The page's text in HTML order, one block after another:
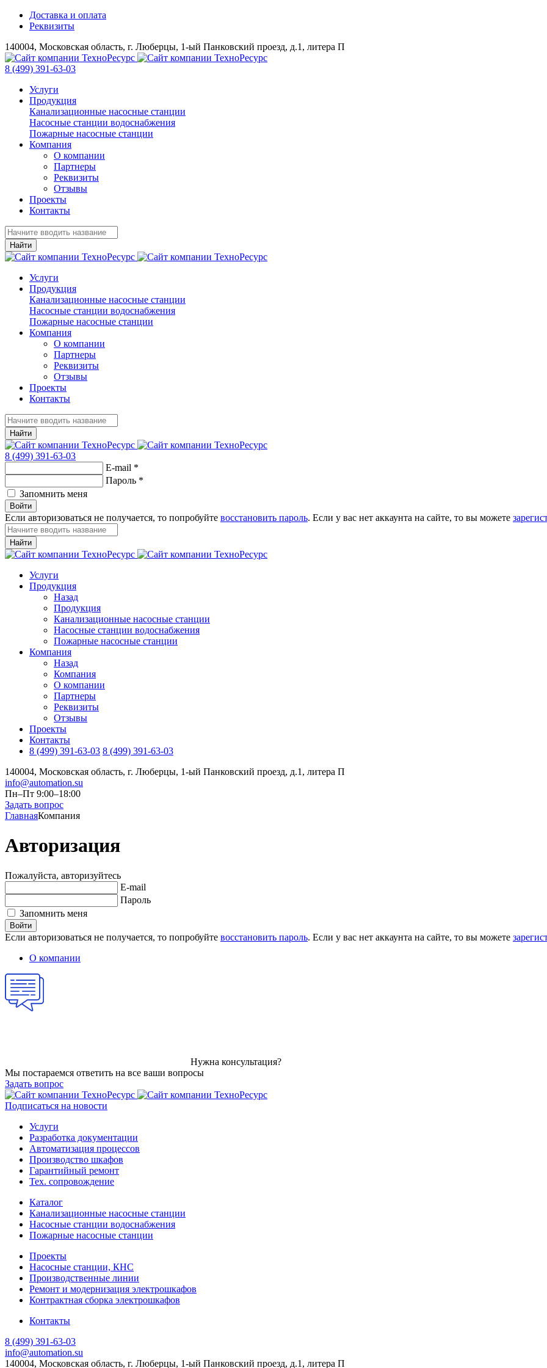
Доставка и оплата
Реквизиты
140004, Московская область, г. Люберцы, 1-ый Панковский проезд, д.1, литера П
8 (499) 391-63-03
Услуги
Продукция
Канализационные насосные станции
Насосные станции водоснабжения
Пожарные насосные станции
Компания
О компании
Партнеры
Реквизиты
Отзывы
Проекты
Контакты
Найти
Услуги
Продукция
Канализационные насосные станции
Насосные станции водоснабжения
Пожарные насосные станции
Компания
О компании
Партнеры
Реквизиты
Отзывы
Проекты
Контакты
Найти
8 (499) 391-63-03
E-mail *
Пароль *
Запомнить меня
Войти
Если авторизоваться не получается, то попробуйте восстановить пароль. Если у вас нет аккаунта на сайте, то вы можете
Найти
Услуги
Продукция
Назад
Продукция
Канализационные насосные станции
Насосные станции водоснабжения
Пожарные насосные станции
Компания
Назад
Компания
О компании
Партнеры
Реквизиты
Отзывы
Проекты
Контакты
8 (499) 391-63-03 8 (499) 391-63-03
140004, Московская область, г. Люберцы, 1-ый Панковский проезд, д.1, литера П
info@automation.su
Пн–Пт 9:00–18:00
Задать вопрос
ГлавнаяКомпания
Авторизация
Пожалуйста, авторизуйтесь
E-mail
Пароль
Запомнить меня
Войти
Если авторизоваться не получается, то попробуйте восстановить пароль. Если у вас нет аккаунта на сайте, то вы можете
О компании
Нужна консультация?
Мы постараемся ответить на все ваши вопросы
Задать вопрос
Подписаться на новости
Услуги
Разработка документации
Автоматизация процессов
Производство шкафов
Гарантийный ремонт
Тех. сопровождение
Каталог
Канализационные насосные станции
Насосные станции водоснабжения
Пожарные насосные станции
Проекты
Насосные станции, КНС
Производственные линии
Ремонт и модернизация электрошкафов
Контрактная сборка электрошкафов
Контакты
8 (499) 391-63-03
info@automation.su
140004, Московская область, г. Люберцы, 1-ый Панковский проезд, д.1, литера П